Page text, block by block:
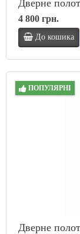
Дверне
4 800 грн.
До кошика
ПОПУЛЯРНІ
Дверне